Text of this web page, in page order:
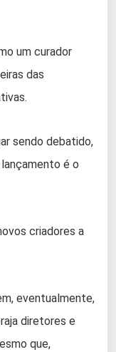
um curador
das
sendo debatido,
é o
criadores a
eventualmente,
diretores e
que,